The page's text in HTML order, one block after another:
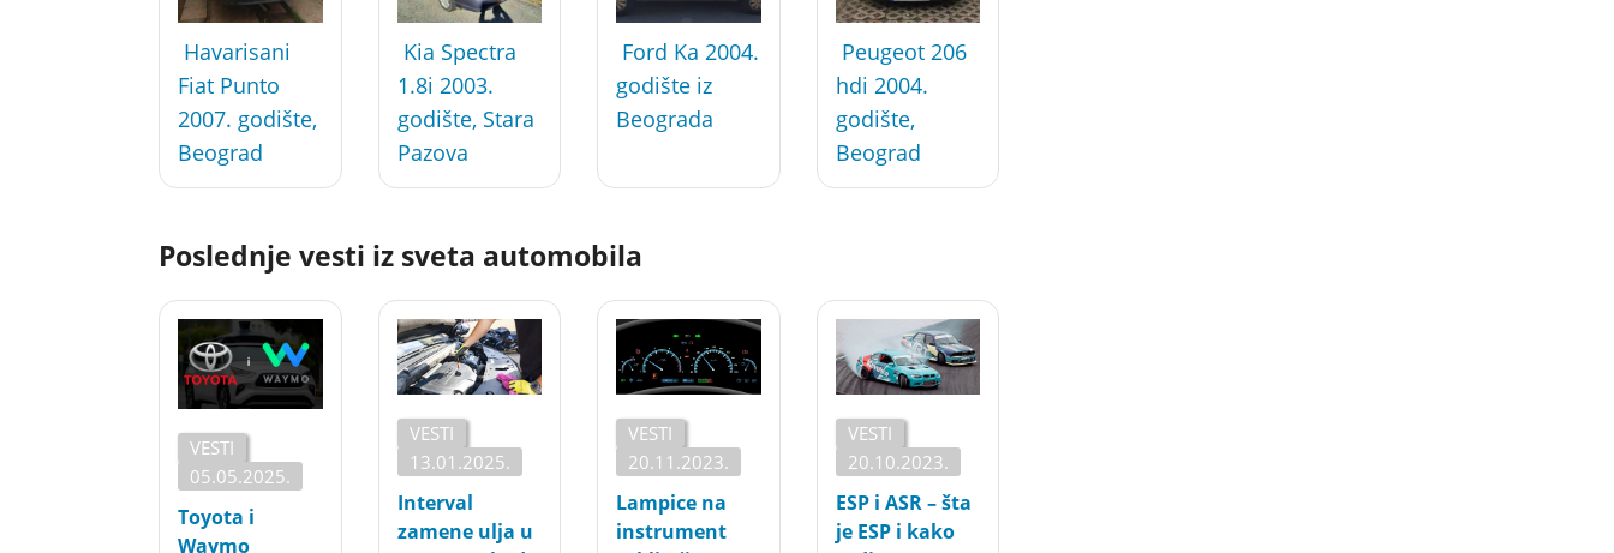
Havarisani
Fiat Punto
2007. godište,
Beograd
Kia Spectra
1.8i 2003.
godište, Stara
Pazova
Ford Ka 2004.
godište iz
Beograda
Peugeot 206
hdi 2004.
godište,
Beograd
Poslednje vesti iz sveta automobila
VESTI
05.05.2025.
Toyota i
Waymo
VESTI
13.01.2025.
Interval
zamene ulja u
VESTI
20.11.2023.
Lampice na
instrument
VESTI
20.10.2023.
ESP i ASR – šta
je ESP i kako